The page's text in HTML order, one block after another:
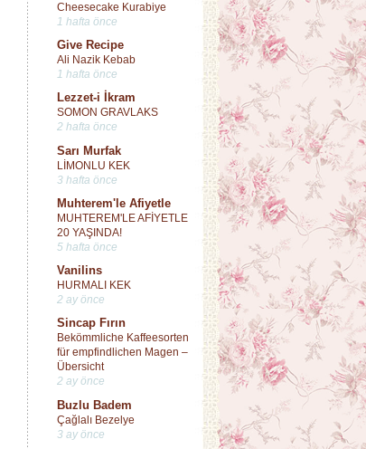
Cheesecake Kurabiye
1 hafta önce
Give Recipe
Ali Nazik Kebab
1 hafta önce
Lezzet-i İkram
SOMON GRAVLAKS
2 hafta önce
Sarı Murfak
LİMONLU KEK
3 hafta önce
Muhterem'le Afiyetle
MUHTEREM'LE AFİYETLE
20 YAŞINDA!
5 hafta önce
Vanilins
HURMALI KEK
2 ay önce
Sincap Fırın
Bekömmliche Kaffeesorten
für empfindlichen Magen –
Übersicht
2 ay önce
Buzlu Badem
Çağlalı Bezelye
3 ay önce